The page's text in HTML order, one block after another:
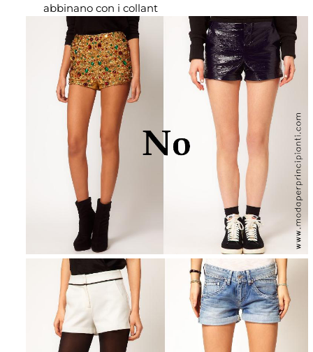
abbinano con i collant